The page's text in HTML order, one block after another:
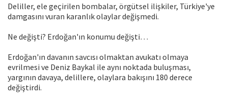
Deliller, ele geçirilen bombalar, örgütsel ilişkiler, Türkiye'ye
damgasını vuran karanlık olaylar değişmedi.
Ne değişti? Erdoğan'ın konumu değişti…
Erdoğan'ın davanın savcısı olmaktan avukatı olmaya
evrilmesi ve Deniz Baykal ile aynı noktada buluşması,
yargının davaya, delillere, olaylara bakışını 180 derece
değiştirdi.